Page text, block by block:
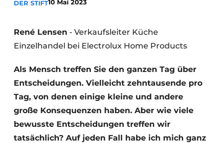
Datenschutz / Cookie-Erklärung
Arbeitsblätter
DER STIFT10 Mai 2023
René Lensen - Verkaufsleiter Küche
Einzelhandel bei Electrolux Home Products
Als Mensch treffen Sie den ganzen Tag über
Entscheidungen. Vielleicht zehntausende pro
Tag, von denen einige kleine und andere
große Konsequenzen haben. Aber wie viele
bewusste Entscheidungen treffen wir
tatsächlich? Auf jeden Fall habe ich mich ganz